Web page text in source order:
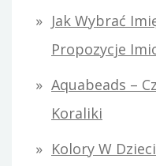
j
Jak Wybrać
Propozycje
Aquabeads –
Koraliki
Kolory W